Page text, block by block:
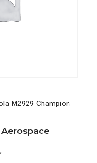
M2929 Champion